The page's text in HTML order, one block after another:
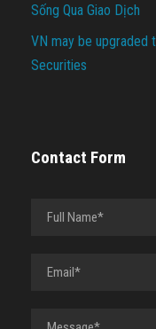
Sống Qua Giao Dịch
VN may be upgraded
Securities
Contact Form